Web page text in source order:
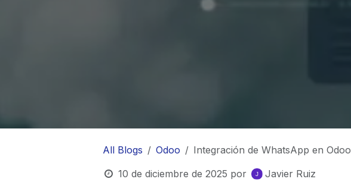
All Blogs Odoo
Integración de WhatsApp en Odoo
10 de diciembre de 2025 por Javier Ruiz